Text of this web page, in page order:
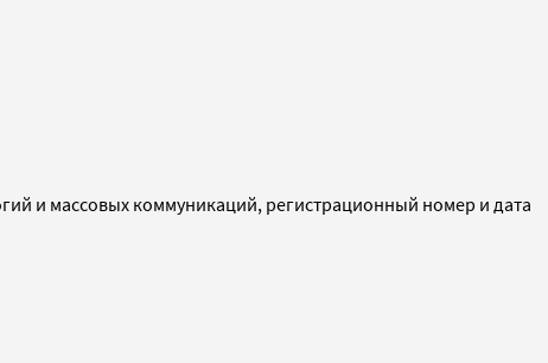
и массовых коммуникаций, регистрационный номер и дата